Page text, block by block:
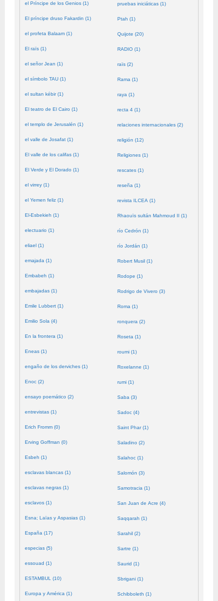
el Príncipe de los Genios (1)
El príncipe druso Fakardin (1)
el profeta Balaam (1)
El raïs (1)
el señor Jean (1)
el símbolo TAU (1)
el sultan kébir (1)
El teatro de El Cairo (1)
el templo de Jerusalén (1)
el valle de Josafat (1)
El valle de los califas (1)
El Verde y El Dorado (1)
el virrey (1)
el Yemen feliz (1)
El-Esbekieh (1)
electuario (1)
eliael (1)
emajada (1)
Embabeh (1)
embajadas (1)
Emile Lubbert (1)
Emilio Sola (4)
En la frontera (1)
Eneas (1)
engaño de los derviches (1)
Enoc (2)
ensayo poemático (2)
entrevistas (1)
Erich Fromm (0)
Erving Goffman (0)
Esbeh (1)
esclavas blancas (1)
esclavas negras (1)
esclavos (1)
Esna; Laïas y Aspasias (1)
España (17)
especias (5)
essouad (1)
ESTAMBUL (10)
Europa y América (1)
pruebas iniciáticas (1)
Ptah (1)
Quijote (20)
RADIO (1)
raïs (2)
Rama (1)
raya (1)
recta 4 (1)
relaciones internacionales (2)
religión (12)
Religiones (1)
rescates (1)
reseña (1)
revista ILCEA (1)
Rhaouïs sultán Mahmoud II (1)
río Cedrón (1)
río Jordán (1)
Robert Musil (1)
Rodope (1)
Rodrigo de Vivero (3)
Roma (1)
ronquera (2)
Roseta (1)
roumi (1)
Roxelanne (1)
rumi (1)
Saba (3)
Sadoc (4)
Saint Phar (1)
Saladino (2)
Salahoc (1)
Salomón (3)
Samotracia (1)
San Juan de Acre (4)
Saqqarah (1)
Sarahil (2)
Sartre (1)
Saurid (1)
Sbrigani (1)
Schibboleth (1)